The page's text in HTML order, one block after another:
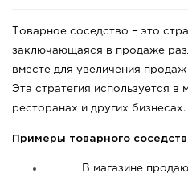
Товарное соседство – это
заключающаяся в продаже
вместе для увеличения
Эта стратегия используется в
ресторанах и других бизнесах.
Примеры товарного
В магазине